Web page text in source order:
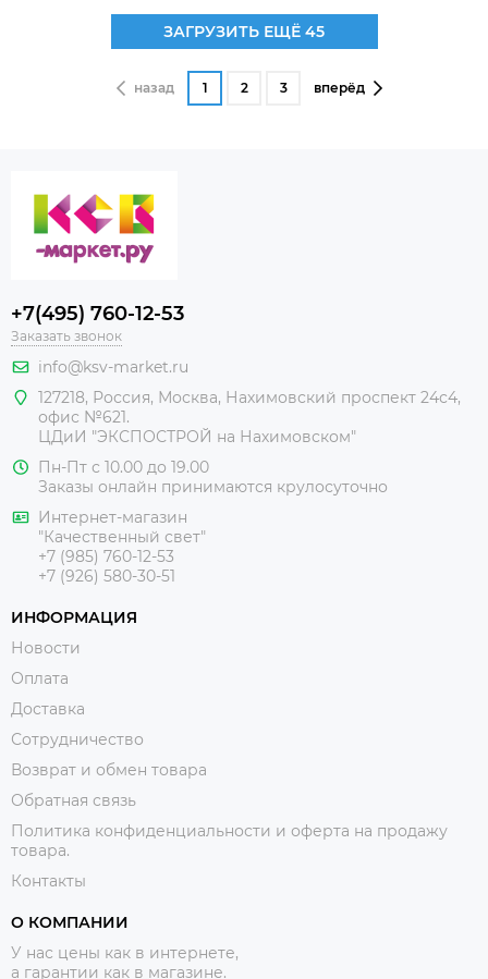
ЗАГРУЗИТЬ ЕЩЁ 45
назад 1 2 3 вперёд
+7(495) 760-12-53
Заказать звонок
info@ksv-market.ru
127218, Россия, Москва, Нахимовский проспект 24с4,
офис №621.
ЦДиИ "ЭКСПОСТРОЙ на Нахимовском"
Пн-Пт с 10.00 до 19.00
Заказы онлайн принимаются крулосуточно
Интернет-магазин
"Качественный свет"
+7 (985) 760-12-53
+7 (926) 580-30-51
ИНФОРМАЦИЯ
Новости
Оплата
Доставка
Сотрудничество
Возврат и обмен товара
Обратная связь
Политика конфиденциальности и оферта на продажу
товара.
Контакты
О КОМПАНИИ
У нас цены как в интернете,
а гарантии как в магазине.